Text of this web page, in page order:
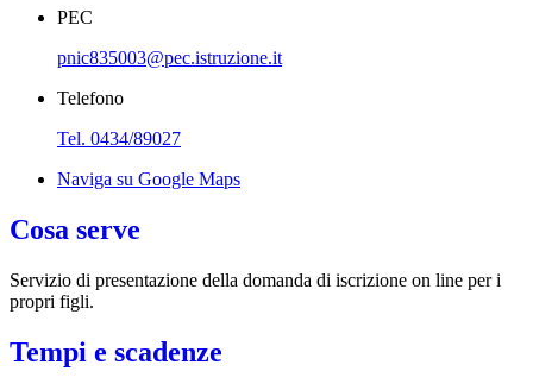
PEC
pnic835003@pec.istruzione.it
Telefono
Tel. 0434/89027
Naviga su Google Maps
Cosa serve
Servizio di presentazione della domanda di iscrizione on line per i
propri figli.
Tempi e scadenze